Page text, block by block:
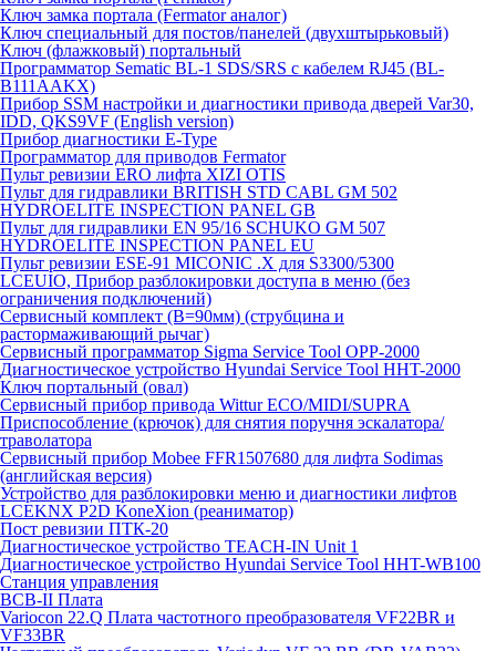
Ключ замка портала (Fermator аналог)
Ключ специальный для постов/панелей (двухштырьковый)
Ключ (флажковый) портальный
Программатор Sematic BL-1 SDS/SRS с кабелем RJ45 (BL-
B111AAKX)
Прибор SSM настройки и диагностики привода дверей Var30,
IDD, QKS9VF (English version)
Прибор диагностики E-Type
Программатор для приводов Fermator
Пульт ревизии ERO лифта XIZI OTIS
Пульт для гидравлики BRITISH STD CABL GM 502
HYDROELITE INSPECTION PANEL GB
Пульт для гидравлики EN 95/16 SCHUKO GM 507
HYDROELITE INSPECTION PANEL EU
Пульт ревизии ESE-91 MICONIC .X для S3300/5300
LCEUIO, Прибор разблокировки доступа в меню (без
ограничения подключений)
Сервисный комплект (В=90мм) (струбцина и
растормаживающий рычаг)
Сервисный программатор Sigma Service Tool OPP-2000
Диагностическое устройство Hyundai Service Tool HHT-2000
Ключ портальный (овал)
Сервисный прибор привода Wittur ECO/MIDI/SUPRA
Приспособление (крючок) для снятия поручня эскалатора/
траволатора
Сервисный прибор Mobee FFR1507680 для лифта Sodimas
(английская версия)
Устройство для разблокировки меню и диагностики лифтов
LCEKNX P2D KoneXion (реаниматор)
Пост ревизии ПТК-20
Диагностическое устройство TEACH-IN Unit 1
Диагностическое устройство Hyundai Service Tool HHT-WB100
Станция управления
BCB-II Плата
Variocon 22.Q Плата частотного преобразователя VF22BR и
VF33BR